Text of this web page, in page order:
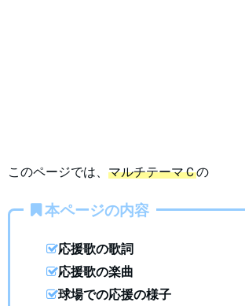
このページでは、 マルチテーマＣの
本ページの内容
応援歌の歌詞
応援歌の楽曲
球場での応援の様子